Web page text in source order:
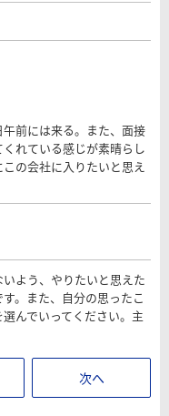
前には来る。また、面接
れている感じが素晴らし
の会社に入りたいと思え
よう、やりたいと思えた
。また、自分の思ったこ
んでいってください。主
次へ